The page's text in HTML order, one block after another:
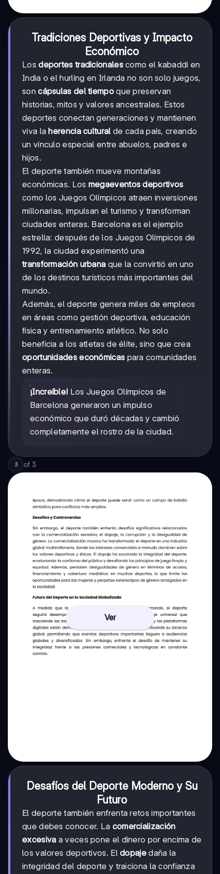
Tradiciones Deportivas y Impacto
Económico
Losdeportes tradicionalescomo el kabaddi en
India o el hurling en Irlanda no son solo juegos,
soncápsulas del tiempoque preservan
historias, mitos y valores ancestrales. Estos
deportes conectan generaciones y mantienen
viva laherencia cultural de cada país, creando
un vínculo especial entre abuelos, padres e
hijos.
El deporte también mueve montañas
económicas. Los megaeventos deportivos
como los Juegos Olímpicos atraen inversiones
millonarias, impulsan el turismo y transforman
ciudades enteras. Barcelona es el ejemplo
estrella: después de los Juegos Olímpicos de
1992, la ciudad experimentó una
transformación urbana que la convirtió en uno
de los destinos turísticos más importantes del
mundo.
Además, el deporte genera miles de empleos
en áreas como gestión deportiva, educación
física y entrenamiento atlético. No solo
beneficia a los atletas de élite, sino que crea
oportunidades económicas para comunidades
enteras.
¡Increíble! Los Juegos Olímpicos de
Barcelona generaron un impulso
económico que duró décadas y cambió
completamente el rostro de la ciudad.
3 of 3
Ver
Desafíos del Deporte Moderno y Su
Futuro
El deporte también enfrenta retos importantes
que debes conocer. La comercialización
excesiva a veces pone el dinero por encima de
los valores deportivos. Eldopajedaña la
integridad del deporte y traiciona la confianza